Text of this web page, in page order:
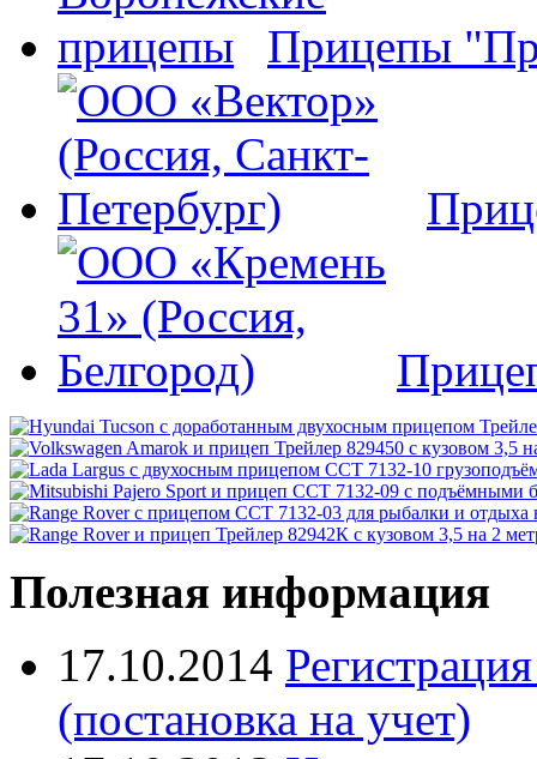
Прицепы
Полезная информация
17.10.2014
(постановка на учет)